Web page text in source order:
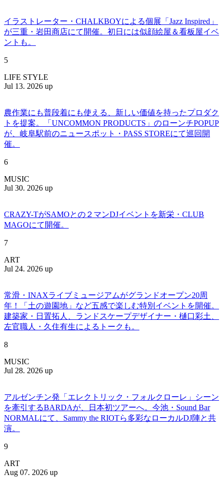
イラストレーター・CHALKBOYによる個展「Jazz Inspired」
が三重・岩田商店にて開催。初日には似顔絵屋＆看板屋イベ
ントも。
5
LIFE STYLE
Jul 13. 2026 up
農作業にも普段着にも使える、新しい価値を持ったプロダク
トを提案。「UNCOMMON PRODUCTS」のローンチPOPUP
が、岐阜駅前のニュースポット・PASS STOREにて巡回開
催。
6
MUSIC
Jul 30. 2026 up
CRAZY-TがSAMOとの２マンDJイベントを新栄・CLUB
MAGOにて開催。
7
ART
Jul 24. 2026 up
常滑・INAXライブミュージアムがグランドオープン20周
年！「土の遊園地」など五感で楽しむ特別イベントを開催。
建築家・日置拓人、ランドスケープデザイナー・樋口彩土、
左官職人・久住有生によるトークも。
8
MUSIC
Jul 28. 2026 up
アルゼンチン発「エレクトリック・フォルクローレ」シーン
を牽引するBARDAが、日本初ツアーへ。今池・Sound Bar
NORMALにて、Sammy the RIOTら多彩なローカルDJ陣と共
演。
9
ART
Aug 07. 2026 up